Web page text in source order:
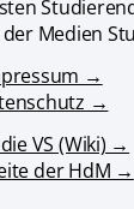
Medien
→
→
VS (Wiki) →
der HdM →